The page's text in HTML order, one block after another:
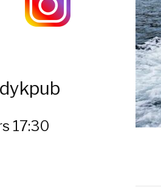
17:30